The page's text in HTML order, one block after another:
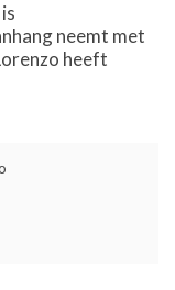
neemt met
heeft